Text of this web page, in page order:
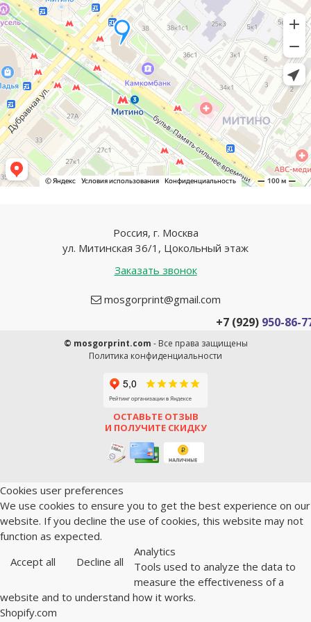
Россия, г. Москва
ул. Митинская 36/1, Цокольный этаж
Заказать звонок
mosgorprint@gmail.com
+7 (929) 950-86-
© mosgorprint.com - Все права защищены
Политика конфиденциальности
ОСТАВЬТЕ ОТЗЫВ
И ПОЛУЧИТЕ СКИДКУ
Cookies user preferences
We use cookies to ensure you to get the best experience on our
website. If you decline the use of cookies, this website may not
function as expected.
Accept all
Decline all
Analytics
Tools used to analyze the data to
measure the effectiveness of a
website and to understand how it works.
Shopify.com